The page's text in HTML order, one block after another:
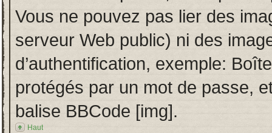
Vous ne pouvez pas lier des
serveur Web public) ni des
d’authentification, exemple:
protégés par un mot de passe,
balise BBCode [img].
Haut